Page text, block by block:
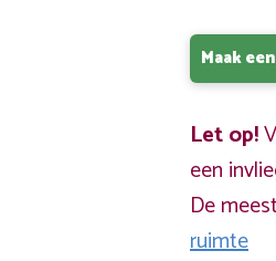
Maak
Let op!
een
De
ruimte